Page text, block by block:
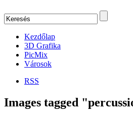
Kezdőlap
3D Grafika
PicMix
Városok
RSS
Images tagged